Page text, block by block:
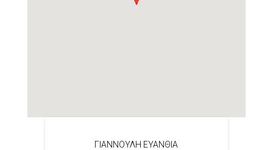
ΓΙΑΝΝΟΥΛΗ ΕΥΑΝΘΙΑ